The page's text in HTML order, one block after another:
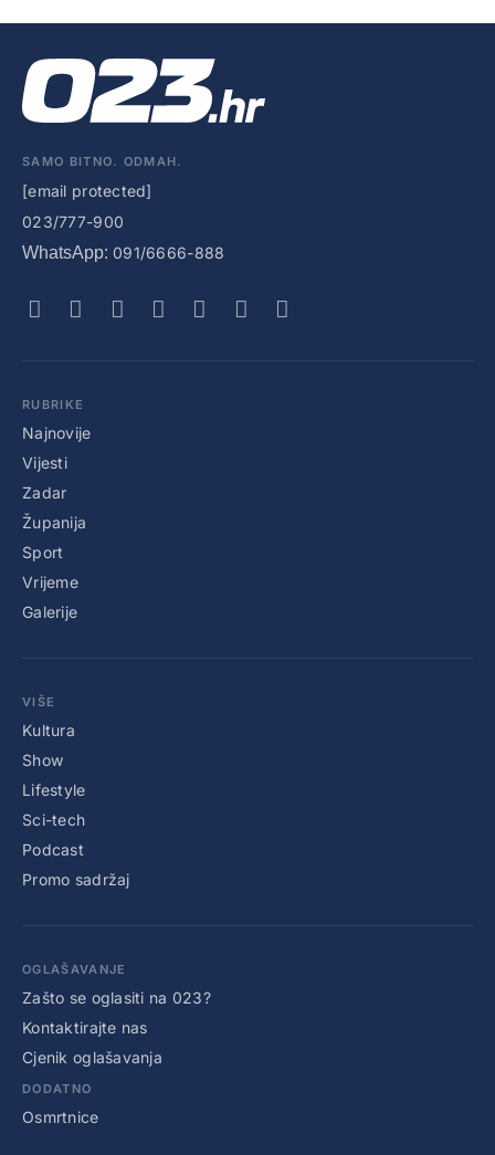
SAMO BITNO. ODMAH.
[email protected]
023/777-900
WhatsApp: 091/6666-888
RUBRIKE
Najnovije
Vijesti
Zadar
Županija
Sport
Vrijeme
Galerije
VIŠE
Kultura
Show
Lifestyle
Sci-tech
Podcast
Promo sadržaj
OGLAŠAVANJE
Zašto se oglasiti na 023?
Kontaktirajte nas
Cjenik oglašavanja
DODATNO
Osmrtnice